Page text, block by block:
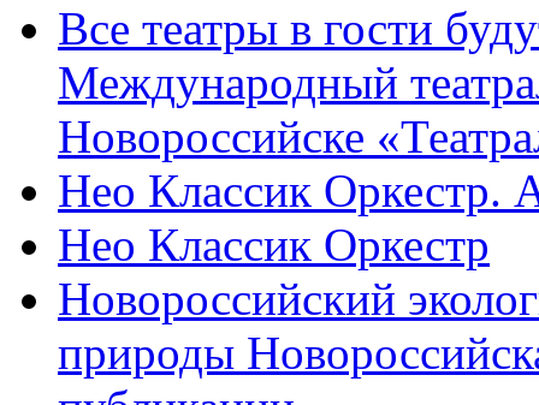
Все театры в гости
Международный
Новороссийске
Нео Классик Оркестр.
Нео Классик Оркестр
Новороссийский
природы